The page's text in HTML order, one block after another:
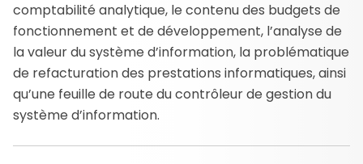
comptabilité analytique, le contenu des budgets de
fonctionnement et de développement, l’analyse de
la valeur du système d’information, la problématique
de refacturation des prestations informatiques, ainsi
qu’une feuille de route du contrôleur de gestion du
système d’information.